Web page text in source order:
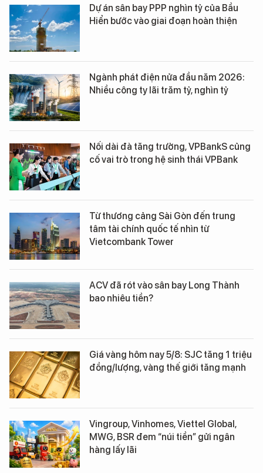
Dự án sân bay PPP nghìn tỷ của Bầu
Hiển bước vào giai đoạn hoàn thiện
Ngành phát điện nửa đầu năm 2026:
Nhiều công ty lãi trăm tỷ, nghìn tỷ
Nối dài đà tăng trưởng, VPBankS củng
cố vai trò trong hệ sinh thái VPBank
Từ thương cảng Sài Gòn đến trung
tâm tài chính quốc tế nhìn từ
Vietcombank Tower
ACV đã rót vào sân bay Long Thành
bao nhiêu tiền?
Giá vàng hôm nay 5/8: SJC tăng 1 triệu
đồng/lượng, vàng thế giới tăng mạnh
Vingroup, Vinhomes, Viettel Global,
MWG, BSR đem “núi tiền” gửi ngân
hàng lấy lãi